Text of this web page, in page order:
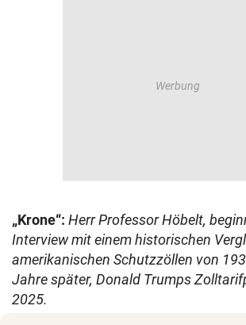
„Krone“: Herr Professor Höbelt,
Interview mit einem historischen
amerikanischen Schutzzöllen von
Jahre später, Donald Trumps
2025.